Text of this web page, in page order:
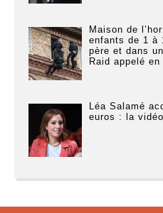
Maison de
enfants de 1 à
père et dans
Raid appelé
Léa Salamé
euros : la